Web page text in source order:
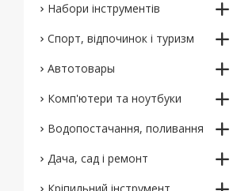
Набори інструментів
Спорт, відпочинок і туризм
Автотовары
Комп'ютери та ноутбуки
Водопостачання, поливання
Дача, сад і ремонт